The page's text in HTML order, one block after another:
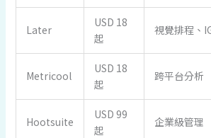
Later
USD 18
起
視覺排程、
Metricool
USD 18
起
跨平台分析
Hootsuite
USD 99
起
企業級管理